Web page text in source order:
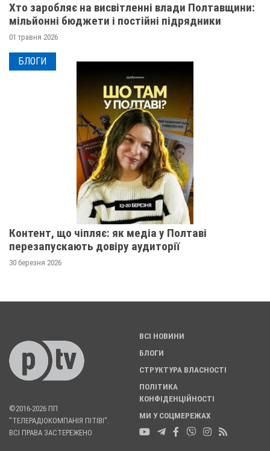
Хто заробляє на висвітленні влади Полтавщини:
мільйонні бюджети і постійні підрядники
01 травня 2026
БЛОГИ
Контент, що чіпляє: як медіа у Полтаві
перезапускають довіру аудиторії
30 березня 2026
©2016-2026 ПП
"ТЕЛЕРАДІОКОМПАНІЯ ПІТІВІ".
ВСІ ПРАВА ЗАСТЕРЕЖЕНО
ВСІ НОВИНИ
БЛОГИ
СТРУКТУРА ВЛАСНОСТІ
ПОЛІТИКА
КОНФІДЕНЦІЙНОСТІ
МИ У СОЦМЕРЕЖАХ